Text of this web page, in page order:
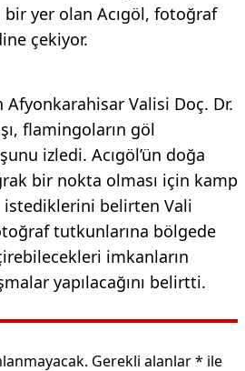
bir yer olan Acıgöl, fotoğraf
çekiyor.
Afyonkarahisar Valisi Doç. Dr.
flamingoların göl
izledi. Acıgöl’ün doğa
bir nokta olması için kamp
istediklerini belirten Vali
tutkunlarına bölgede
imkanların
yapılacağını belirtti.
Gerekli alanlar* ile